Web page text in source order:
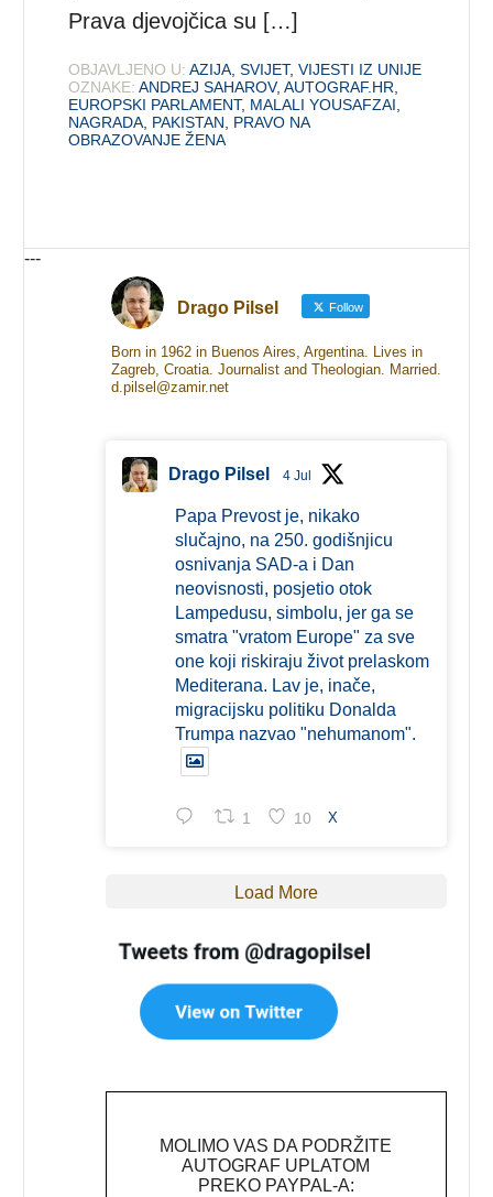
Prava djevojčica su […]
OBJAVLJENO U: AZIJA,SVIJET,VIJESTI IZ UNIJE
OZNAKE: ANDREJ SAHAROV,AUTOGRAF.HR,
EUROPSKI PARLAMENT, MALALI YOUSAFZAI,
NAGRADA, PAKISTAN, PRAVO NA
OBRAZOVANJE ŽENA
---
Drago Pilsel Follow
Born in 1962 in Buenos Aires, Argentina. Lives in
Zagreb, Croatia. Journalist and Theologian. Married.
d.pilsel@zamir.net
Drago Pilsel 4 Jul
Papa Prevost je, nikako
slučajno, na 250. godišnjicu
osnivanja SAD-a i Dan
neovisnosti, posjetio otok
Lampedusu, simbolu, jer ga se
smatra "vratom Europe" za sve
one koji riskiraju život prelaskom
Mediterana. Lav je, inače,
migracijsku politiku Donalda
Trumpa nazvao "nehumanom".
1 10 X
Load More
MOLIMO VAS DA PODRŽITE
AUTOGRAF UPLATOM
PREKO PAYPAL-A: